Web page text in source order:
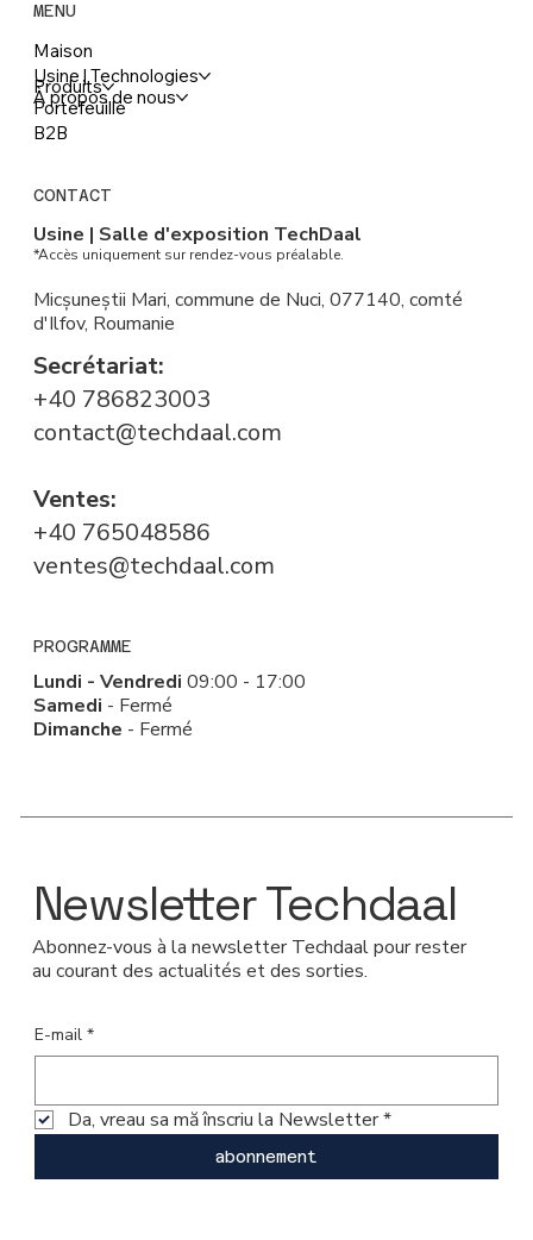
CONTACT
Usine | Salle d'exposition TechDaal
*Accès uniquement sur rendez-vous préalable.
Micșuneștii Mari, commune de Nuci, 077140, comté
d'Ilfov, Roumanie
Secrétariat:
+40 786823003
contact@techdaal.com
Ventes:
+40 765048586
ventes@techdaal.com
MENU
Maison
Usine | Technologies
Produits
À propos de nous
Portefeuille
B2B
PROGRAMME
Lundi - Vendredi 09:00 - 17:00
Samedi - Fermé
Dimanche - Fermé
Newsletter Techdaal
Abonnez-vous à la newsletter Techdaal pour rester
au courant des actualités et des sorties.
E-mail *
Da, vreau sa mă înscriu la Newsletter*
abonnement